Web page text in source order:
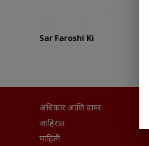
Sar Faroshi Ki
अधिकार आणि वापर
जाहिरात
माहिती